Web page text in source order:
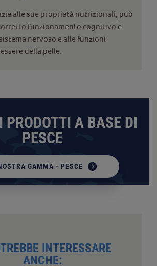
alle sue proprietà nutrizionali, può
funzionamento cognitivo e
nervoso e alle funzioni
della pelle.
PRODOTTI A BASE DI
PESCE
GAMMA - PESCE
INTERESSARE
ANCHE: